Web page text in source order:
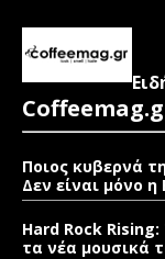
Ποιος κυβερνά
Δεν είναι μόνο η
Hard Rock
τα νέα μουσικά